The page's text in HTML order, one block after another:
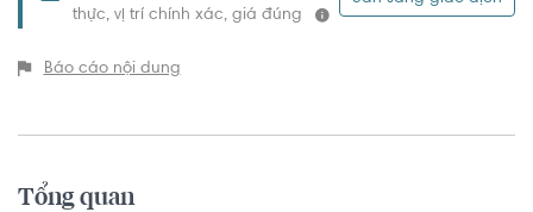
thực, vị trí chính xác, giá đúng
Báo cáo nội dung
Tổng quan